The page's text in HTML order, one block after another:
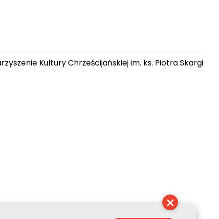
Kultury Chrześcijańskiej im. ks. Piotra Skargi
×